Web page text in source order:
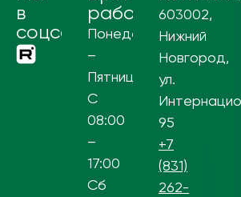
в
соцсетях
работы
Понедельник
–
Пятница
С
08:00
–
17:00
Сб
603002,
Нижний
Новгород,
ул.
95
+7
(831)
262-